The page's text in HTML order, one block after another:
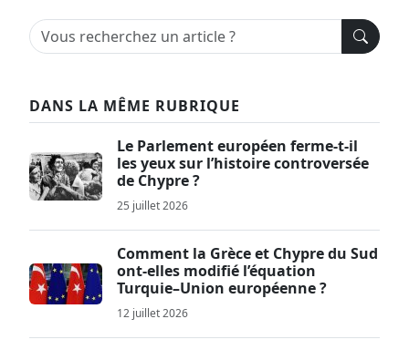
DANS LA MÊME RUBRIQUE
Le Parlement européen ferme-t-il
les yeux sur l’histoire controversée
de Chypre ?
25 juillet 2026
Comment la Grèce et Chypre du Sud
ont-elles modifié l’équation
Turquie–Union européenne ?
12 juillet 2026